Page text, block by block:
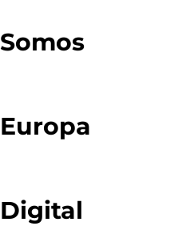
Somos
Europa
Digital